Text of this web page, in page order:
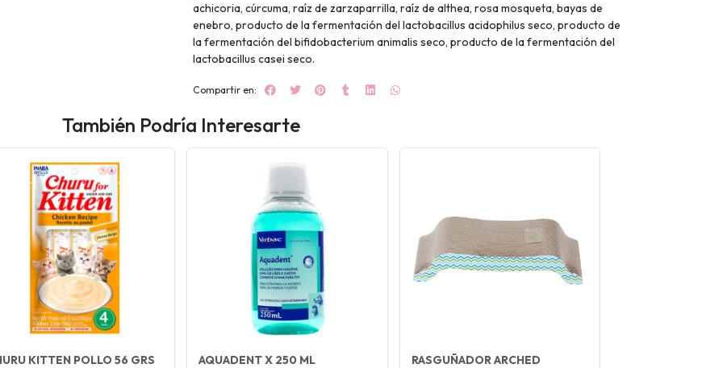
achicoria, cúrcuma, raíz de zarzaparrilla, raíz de althea, rosa mosqueta, bayas de
enebro, producto de la fermentación del lactobacillus acidophilus seco, producto de
la fermentación del bifidobacterium animalis seco, producto de la fermentación del
lactobacillus casei seco.
Compartir en:
También Podría Interesarte
KITTEN POLLO 56 GRS
AQUADENT X 250 ML
RASGUÑADOR ARCHED